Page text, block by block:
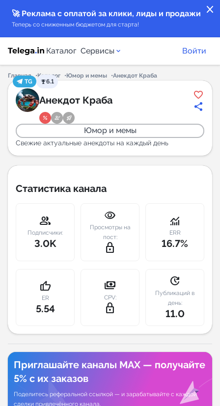
close
🚀 Реклама с оплатой за клики, лиды и продажи
Теперь со сниженным бюджетом для старта!
Каталог Сервисы
Каталог каналов
Каталог ботов
Горящие предложения
Индекс читаемости каналов в Telegram
New
Индивидуальное сопровождение
Войти
Главная Каталог Юмор и мемы
Анекдот Краба
TG
6.1
Анекдот Краба
Юмор и мемы
Свежие актуальные анекдоты на каждый день
Статистика канала
group
Подписчики:
3.0K
visibility
Просмотры на
пост:
lock_outline
monitoring
ERR
16.7%
thumb_up
ER
5.54
payments
CPV:
lock_outline
update
Публикаций в
день:
11.0
Приглашайте каналы MAX — получайте
5% с их заказов
Поделитесь реферальной ссылкой — и зарабатывайте с каждой
сделки привлечённого канала.